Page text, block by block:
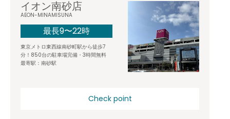
イオン南砂店
AEON-MINAMISUNA
最長9〜22時
東京メトロ東西線南砂町駅から徒歩7
分！850台の駐車場完備・3時間無料
最寄駅：南砂駅
Check point